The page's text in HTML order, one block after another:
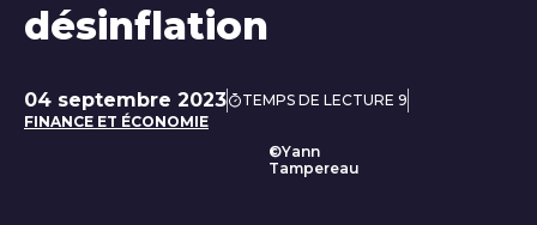
désinflation
Date de publication
04 septembre 2023
TEMPS DE LECTURE 9
FINANCE ET ÉCONOMIE
Le panier représentatif
©Yann
Tampereau